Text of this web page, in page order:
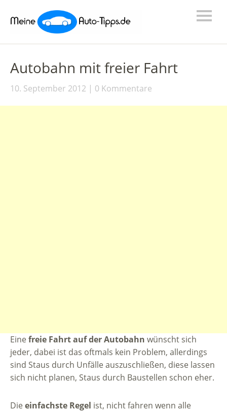
Autobahn mit freier Fahrt
10. September 2012 0 Kommentare
Einefreie Fahrt auf der Autobahn wünscht sich
jeder, dabei ist das oftmals kein Problem, allerdings
sind Staus durch Unfälle auszuschließen, diese lassen
sich nicht planen, Staus durch Baustellen schon eher.
Dieeinfachste Regel ist, nicht fahren wenn alle